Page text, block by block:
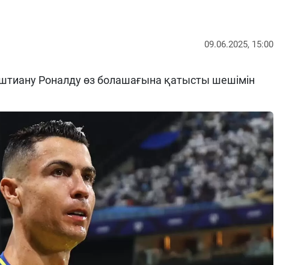
09.06.2025, 15:00
Роналду өз болашағына қатысты шешімін